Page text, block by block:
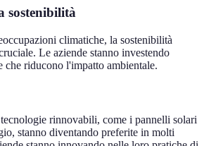
sostenibilità
climatiche, la sostenibilità
Le aziende stanno investendo
che riducono l'impatto ambientale.
rinnovabili, come i pannelli solari
stanno diventando preferite in molti